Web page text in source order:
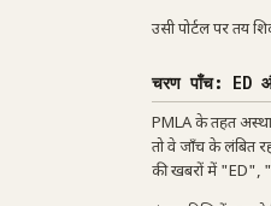
उसी पोर्टल पर तय
चरण पाँच: ED
PMLA के तहत
तो वे जाँच के लंबित
की खबरों में "ED",